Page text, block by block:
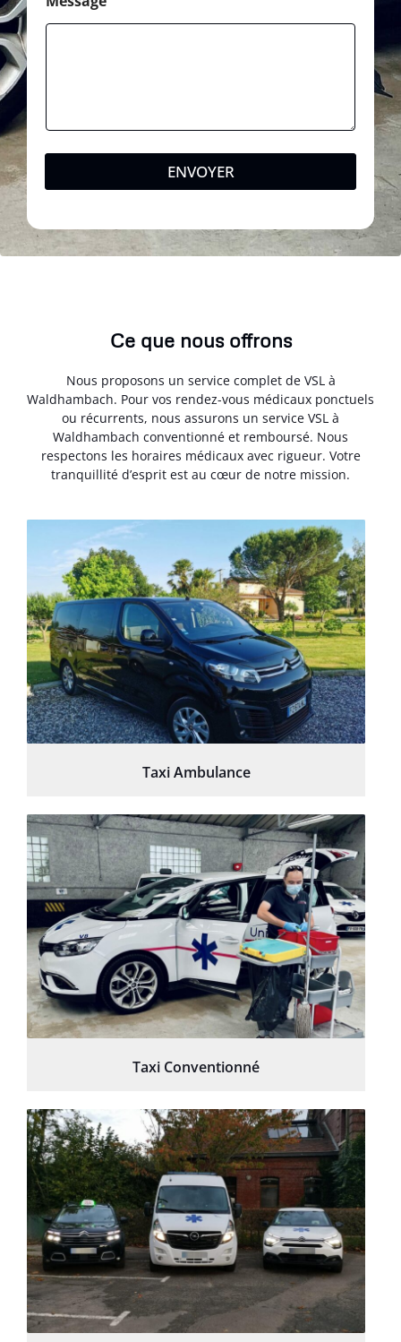
ENVOYER
Ce que nous offrons
Nous proposons un service complet de VSL à
Waldhambach. Pour vos rendez-vous médicaux ponctuels
ou récurrents, nous assurons un service VSL à
Waldhambach conventionné et remboursé. Nous
respectons les horaires médicaux avec rigueur. Votre
tranquillité d’esprit est au cœur de notre mission.
Taxi Ambulance
Taxi Conventionné